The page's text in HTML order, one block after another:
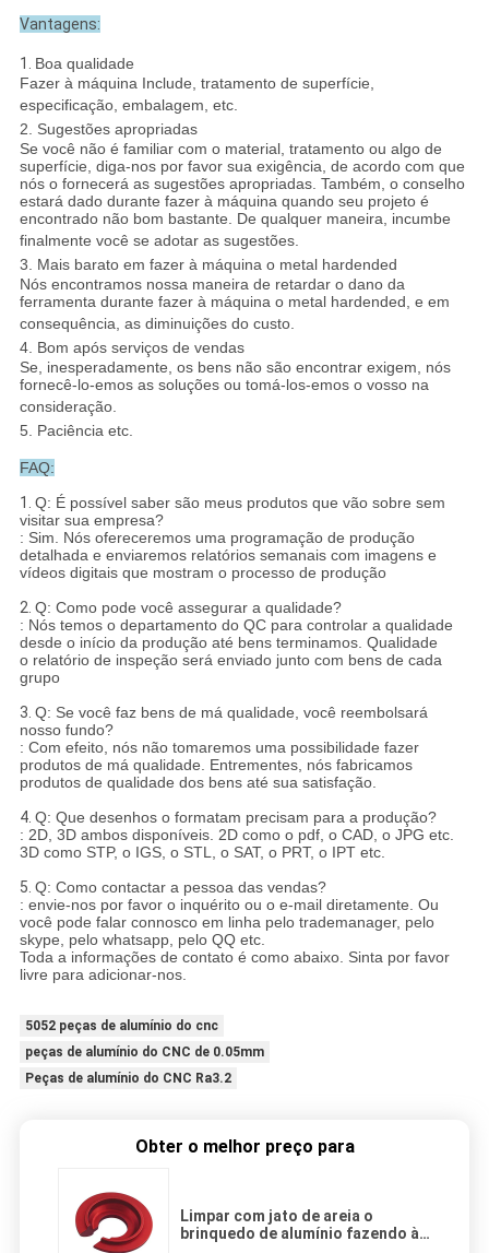
Vantagens:
1. Boa qualidade
Fazer à máquina Include, tratamento de superfície,
especificação, embalagem, etc.
2. Sugestões apropriadas
Se você não é familiar com o material, tratamento ou algo de
superfície, diga-nos por favor sua exigência, de acordo com que
nós o fornecerá as sugestões apropriadas. Também, o conselho
estará dado durante fazer à máquina quando seu projeto é
encontrado não bom bastante. De qualquer maneira, incumbe
finalmente você se adotar as sugestões.
3. Mais barato em fazer à máquina o metal hardended
Nós encontramos nossa maneira de retardar o dano da
ferramenta durante fazer à máquina o metal hardended, e em
consequência, as diminuições do custo.
4. Bom após serviços de vendas
Se, inesperadamente, os bens não são encontrar exigem, nós
fornecê-lo-emos as soluções ou tomá-los-emos o vosso na
consideração.
5. Paciência etc.
FAQ:
1. Q: É possível saber são meus produtos que vão sobre sem
visitar sua empresa?
: Sim. Nós ofereceremos uma programação de produção
detalhada e enviaremos relatórios semanais com imagens e
vídeos digitais que mostram o processo de produção
2. Q: Como pode você assegurar a qualidade?
: Nós temos o departamento do QC para controlar a qualidade
desde o início da produção até bens terminamos. Qualidade
o relatório de inspeção será enviado junto com bens de cada
grupo
3. Q: Se você faz bens de má qualidade, você reembolsará
nosso fundo?
: Com efeito, nós não tomaremos uma possibilidade fazer
produtos de má qualidade. Entrementes, nós fabricamos
produtos de qualidade dos bens até sua satisfação.
4. Q: Que desenhos o formatam precisam para a produção?
: 2D, 3D ambos disponíveis. 2D como o pdf, o CAD, o JPG etc.
3D como STP, o IGS, o STL, o SAT, o PRT, o IPT etc.
5. Q: Como contactar a pessoa das vendas?
: envie-nos por favor o inquérito ou o e-mail diretamente. Ou
você pode falar connosco em linha pelo trademanager, pelo
skype, pelo whatsapp, pelo QQ etc.
Toda a informações de contato é como abaixo. Sinta por favor
livre para adicionar-nos.
5052 peças de alumínio do cnc
peças de alumínio do CNC de 0.05mm
Peças de alumínio do CNC Ra3.2
Obter o melhor preço para
Limpar com jato de areia o
brinquedo de alumínio fazendo à